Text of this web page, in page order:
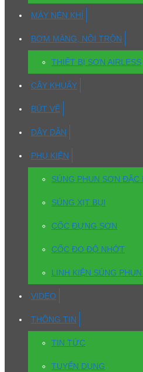
MÁY NÉN KHÍ
BƠM MÀNG, NỒI TRỘN
THIẾT BỊ SƠN AIRLESS
CÂY KHUẤY
BÚT VẼ
DÂY DẪN
PHỤ KIỆN
SÚNG PHUN SƠN ĐẶC
SÚNG XỊT BỤI
CỐC ĐỰNG SƠN
CỐC ĐO ĐỘ NHỚT
LINH KIỆN SÚNG
VIDEO
THÔNG TIN
TIN TỨC
TUYỂN DỤNG